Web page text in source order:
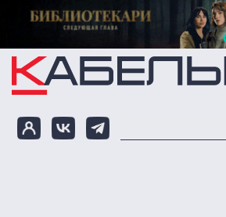
Перейти к основному содержанию